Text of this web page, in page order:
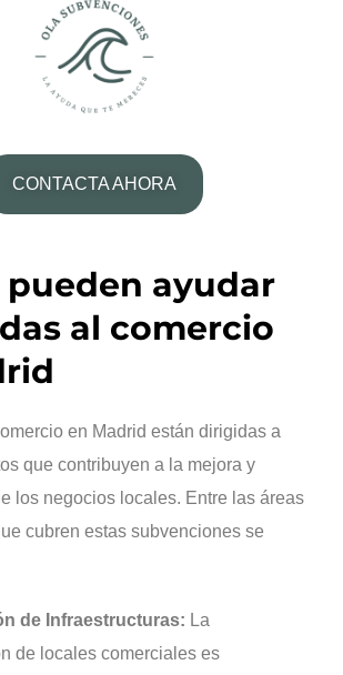
CONTACTA AHORA
pueden ayudar
al comercio
en Madrid están dirigidas a
que contribuyen a la mejora y
los negocios locales. Entre las áreas
cubren estas subvenciones se
de Infraestructuras: La
de locales comerciales es